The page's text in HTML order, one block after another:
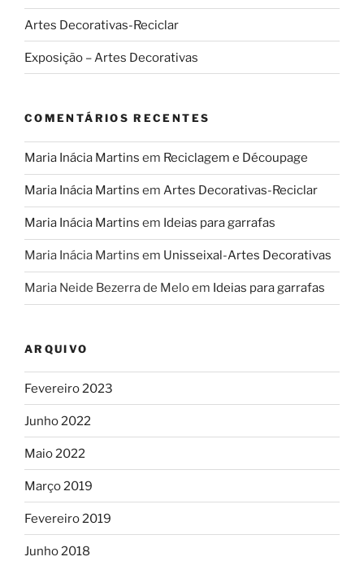
Artes Decorativas-Reciclar
Exposição – Artes Decorativas
COMENTÁRIOS RECENTES
Maria Inácia Martins em Reciclagem e Découpage
Maria Inácia Martins em Artes Decorativas-Reciclar
Maria Inácia Martins em Ideias para garrafas
Maria Inácia Martins em Unisseixal-Artes Decorativas
Maria Neide Bezerra de Meloem Ideias para garrafas
ARQUIVO
Fevereiro 2023
Junho 2022
Maio 2022
Março 2019
Fevereiro 2019
Junho 2018